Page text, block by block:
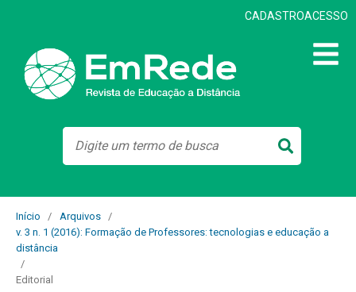
CADASTROACESSO
Início / Arquivos
/
v. 3 n. 1 (2016): Formação de Professores: tecnologias e educação a
distância
/
Editorial